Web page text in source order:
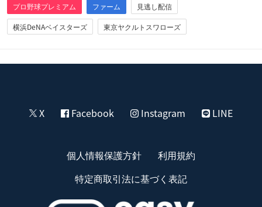
プロ野球プレミアム ファーム
見逃し配信
横浜DeNAベイスターズ
東京ヤクルトスワローズ
X Facebook Instagram LINE
個人情報保護方針
利用規約
特定商取引法に基づく表記